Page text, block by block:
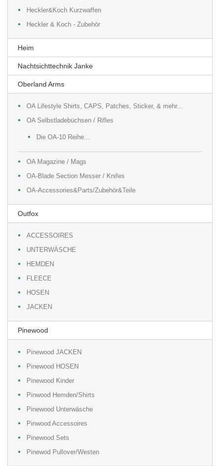
Heckler&Koch Kurzwaffen
Heckler & Koch - Zubehör
Heim
Nachtsichttechnik Janke
Oberland Arms
OA Lifestyle Shirts, CAPS, Patches, Sticker, & mehr...
OA Selbstladebüchsen / Rifles
Die OA-10 Reihe...
OA Magazine / Mags
OA-Blade Section Messer / Knifes
OA-Accessories&Parts/Zubehör&Teile
Outfox
ACCESSOIRES
UNTERWÄSCHE
HEMDEN
FLEECE
HOSEN
JACKEN
Pinewood
Pinewood JACKEN
Pinewood HOSEN
Pinewood Kinder
Pinwood Hemden/Shirts
Pinewood Unterwäsche
Pinwood Accessoires
Pinewood Sets
Pinewod Pullover/Westen